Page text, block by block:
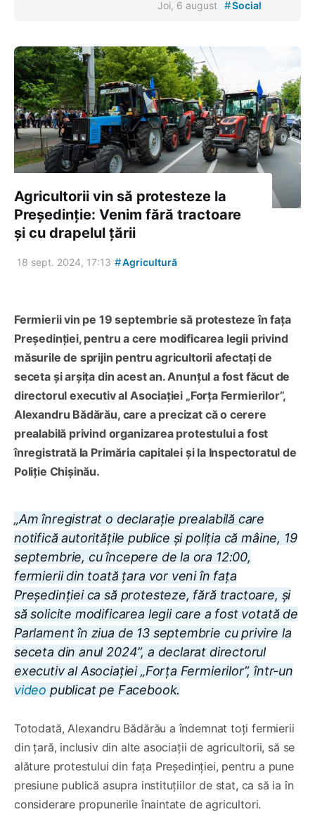
Joi, 6 august #Social
Agricultorii vin să protesteze la
Președinție: Venim fără tractoare
și cu drapelul țării
18 sept. 2024, 17:13 #Agricultură
Fermierii vin pe 19 septembrie să protesteze în fața
Președinției, pentru a cere modificarea legii privind
măsurile de sprijin pentru agricultorii afectați de
seceta și arșița din acest an. Anunțul a fost făcut de
directorul executiv al Asociației „Forța Fermierilor”,
Alexandru Bădărău, care a precizat că o cerere
prealabilă privind organizarea protestului a fost
înregistrată la Primăria capitalei și la Inspectoratul de
Poliție Chișinău.
„Am înregistrat o declarație prealabilă care
notifică autoritățile publice și poliția că mâine, 19
septembrie, cu începere de la ora 12:00,
fermierii din toată țara vor veni în fața
Președinției ca să protesteze, fără tractoare, și
să solicite modificarea legii care a fost votată de
Parlament în ziua de 13 septembrie cu privire la
seceta din anul 2024”, a declarat directorul
executiv al Asociației „Forța Fermierilor”, într-un
video publicat pe Facebook.
Totodată, Alexandru Bădărău a îndemnat toți fermierii
din țară, inclusiv din alte asociații de agricultorii, să se
alăture protestului din fața Președinției, pentru a pune
presiune publică asupra instituțiilor de stat, ca să ia în
considerare propunerile înaintate de agricultori.